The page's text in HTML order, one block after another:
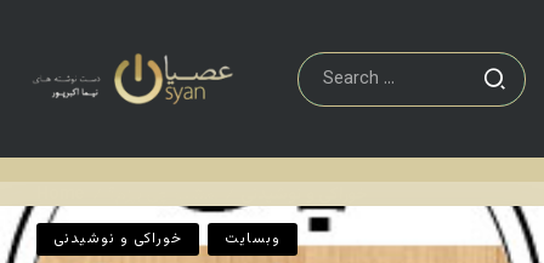
خوراکی و نوشیدنی وبسایت